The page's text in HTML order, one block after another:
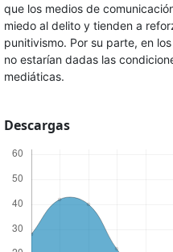
que los medios de
miedo al delito y tienden a
punitivismo. Por su parte, en
no estarían dadas las
mediáticas.
Descargas